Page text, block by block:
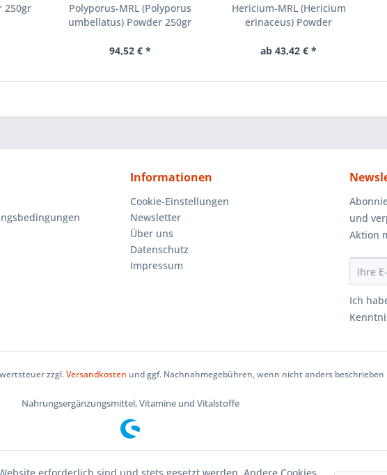
250gr
Polyporus-MRL (Polyporus
umbellatus) Powder 250gr
94,52 € *
Hericium-MRL (Hericium
erinaceus) Powder
ab 43,42 € *
Informationen
Cookie-Einstellungen
Newsletter
Über uns
Datenschutz
Impressum
und
Aktion
Ich
zzgl.Versandkosten und ggf. Nachnahmegebühren, wenn nicht anders beschrieben
Nahrungsergänzungsmittel, Vitamine und Vitalstoffe